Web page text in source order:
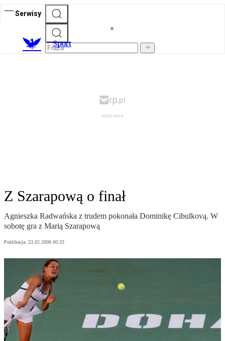
Serwisy
Sport
Z Szarapową o finał
Agnieszka Radwańska z trudem pokonała Dominikę Cibulkovą. W
sobotę gra z Marią Szarapową
Publikacja: 23.02.2008 00:33